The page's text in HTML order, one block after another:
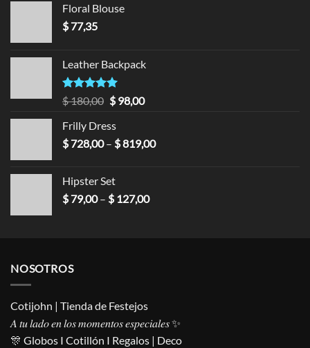
Floral Blouse
$77,35
Leather Backpack
Valorado en
5.00
de 5
$180,00 Original
was:
$ 180,00.
$98,00Current
$ 98,00.
Frilly Dress
$728,00 – $819,00Price
Hipster Set
$79,00 – $127,00Price
NOSOTROS
Cotijohn | Tienda de Festejos
𝐴 𝑡𝑢 𝑙𝑎𝑑𝑜 𝑒𝑛 𝑙𝑜𝑠 𝑚𝑜𝑚𝑒𝑛𝑡𝑜𝑠 𝑒𝑠𝑝𝑒𝑐𝑖𝑎𝑙𝑒𝑠 ✨
🎊 Globos I Cotillón I Regalos | Deco